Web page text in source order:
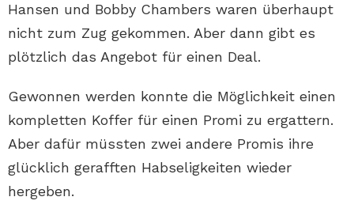
Hansen und Bobby Chambers waren überhaupt
nicht zum Zug gekommen. Aber dann gibt es
plötzlich das Angebot für einen Deal.
Gewonnen werden konnte die Möglichkeit einen
kompletten Koffer für einen Promi zu ergattern.
Aber dafür müssten zwei andere Promis ihre
glücklich gerafften Habseligkeiten wieder
hergeben.